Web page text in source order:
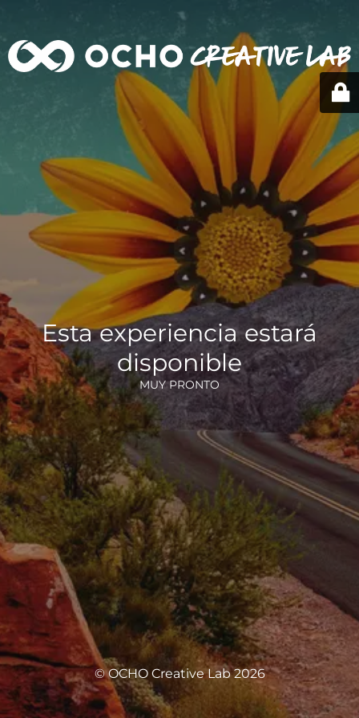
Esta experiencia estará
disponible
MUY PRONTO
© OCHO Creative Lab 2026